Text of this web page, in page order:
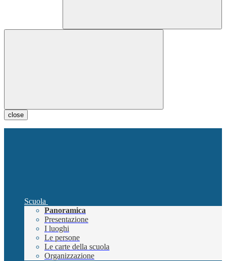
close
Scuola
Panoramica
Presentazione
I luoghi
Le persone
Le carte della scuola
Organizzazione